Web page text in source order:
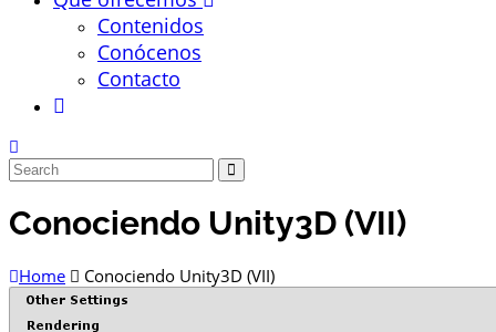
Contenidos
Conócenos
Contacto
Conociendo Unity3D (VII)
Home Conociendo Unity3D (VII)